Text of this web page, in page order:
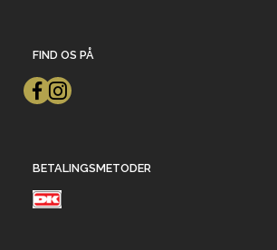
FIND OS PÅ
BETALINGSMETODER